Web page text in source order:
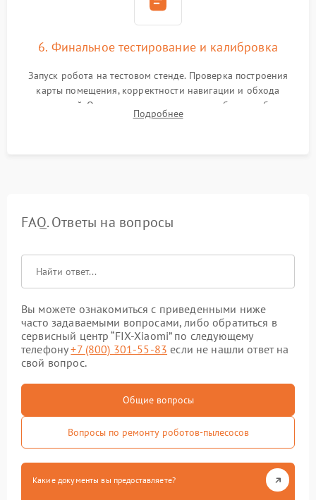
6. Финальное тестирование и калибровка
Запуск робота на тестовом стенде. Проверка построения
карты помещения, корректности навигации и обхода
препятствий. Оценка силы всасывания и работы турбины.
Тестирование автоматического возврата на док-станцию и
Подробнее
FAQ. Ответы на вопросы
Вы можете ознакомиться с приведенными ниже
часто задаваемыми вопросами, либо обратиться в
сервисный центр “FIX-Xiaomi” по следующему
телефону+7 (800) 301-55-83 если не нашли ответ на
свой вопрос.
Общие вопросы
Вопросы по ремонту роботов-пылесосов
Какие документы вы предоставляете?